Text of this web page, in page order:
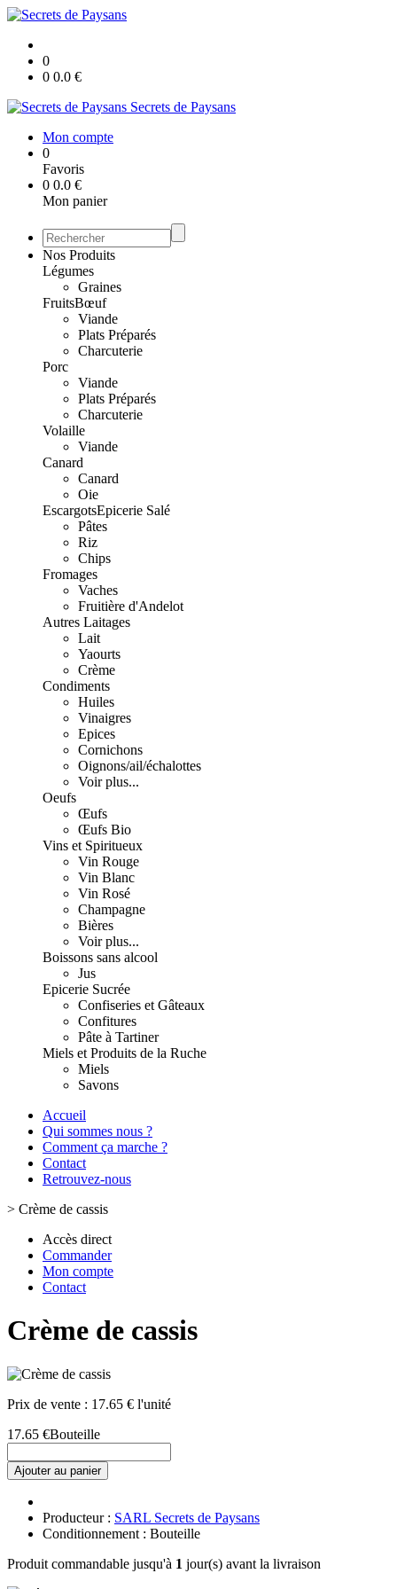
0
0 0.0 €
Secrets de Paysans
Mon compte
0
Favoris
0 0.0 €
Mon panier
Nos Produits
Légumes
Graines
FruitsBœuf
Viande
Plats Préparés
Charcuterie
Porc
Viande
Plats Préparés
Charcuterie
Volaille
Viande
Canard
Canard
Oie
EscargotsEpicerie Salé
Pâtes
Riz
Chips
Fromages
Vaches
Fruitière d'Andelot
Autres Laitages
Lait
Yaourts
Crème
Condiments
Huiles
Vinaigres
Epices
Cornichons
Oignons/ail/échalottes
Voir plus...
Oeufs
Œufs
Œufs Bio
Vins et Spiritueux
Vin Rouge
Vin Blanc
Vin Rosé
Champagne
Bières
Voir plus...
Boissons sans alcool
Jus
Epicerie Sucrée
Confiseries et Gâteaux
Confitures
Pâte à Tartiner
Miels et Produits de la Ruche
Miels
Savons
Accueil
Qui sommes nous ?
Comment ça marche ?
Contact
Retrouvez-nous
> Crème de cassis
Accès direct
Commander
Mon compte
Contact
Crème de cassis
Prix de vente : 17.65 € l'unité
17.65 €Bouteille
Ajouter au panier
Producteur : SARL Secrets de Paysans
Conditionnement : Bouteille
Produit commandable jusqu'à 1 jour(s) avant la livraison